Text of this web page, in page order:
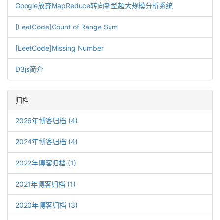
Google放弃MapReduce转向新型超大规模分析系统
[LeetCode]Count of Range Sum
[LeetCode]Missing Number
D3js简介
归档
2026年博客归档 (4)
2024年博客归档 (4)
2022年博客归档 (1)
2021年博客归档 (1)
2020年博客归档 (3)